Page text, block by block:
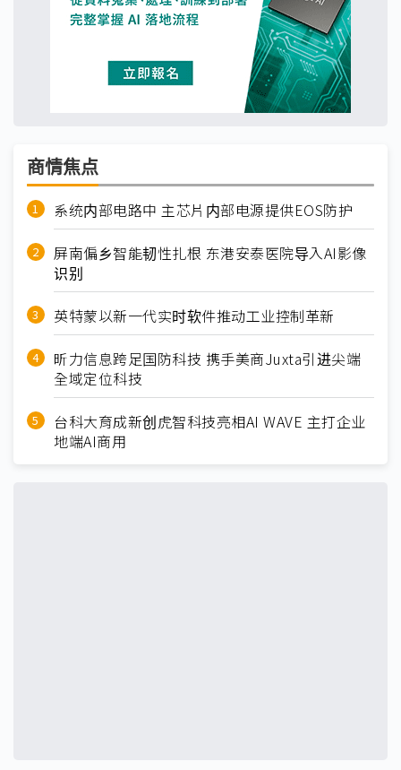
商情焦点
系统内部电路中 主芯片内部电源提供EOS防护
屏南偏乡智能韧性扎根 东港安泰医院导入AI影像
识别
英特蒙以新一代实时软件推动工业控制革新
昕力信息跨足国防科技 携手美商Juxta引进尖端
全域定位科技
台科大育成新创虎智科技亮相AI WAVE 主打企业
地端AI商用